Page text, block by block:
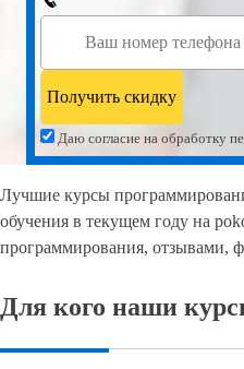
Даю согласие на обработку
Лучшие курсы
обучения в текущем году на
программирования, отзывами,
Для кого наши